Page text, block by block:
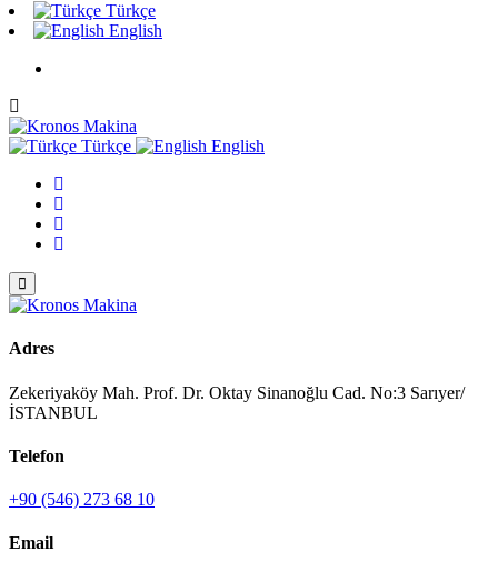
Türkçe
English
Türkçe English
Adres
Zekeriyaköy Mah. Prof. Dr. Oktay Sinanoğlu Cad. No:3 Sarıyer/
İSTANBUL
Telefon
+90 (546) 273 68 10
Email